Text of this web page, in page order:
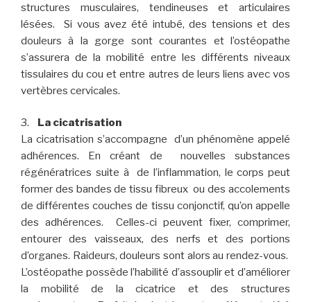
structures musculaires, tendineuses et articulaires
lésées. Si vous avez été intubé, des tensions et des
douleurs à la gorge sont courantes et l’ostéopathe
s’assurera de la mobilité entre les différents niveaux
tissulaires du cou et entre autres de leurs liens avec vos
vertèbres cervicales.
3. La cicatrisation
La cicatrisation s’accompagne d’un phénomène appelé
adhérences. En créant de nouvelles substances
régénératrices suite à de l’inflammation, le corps peut
former des bandes de tissu fibreux ou des accolements
de différentes couches de tissu conjonctif, qu’on appelle
des adhérences. Celles-ci peuvent fixer, comprimer,
entourer des vaisseaux, des nerfs et des portions
d’organes. Raideurs, douleurs sont alors au rendez-vous.
L’ostéopathe possède l’habilité d’assouplir et d’améliorer
la mobilité de la cicatrice et des structures